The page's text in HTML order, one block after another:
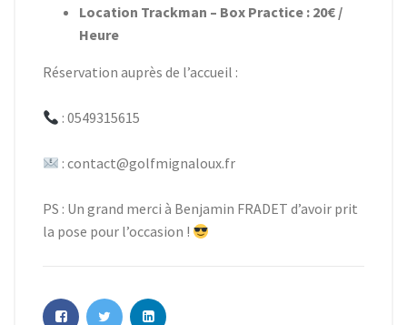
Location Trackman – Box Practice : 20€ /
Heure
Réservation auprès de l’accueil :
: 0549315615
: contact@golfmignaloux.fr
PS : Un grand merci à Benjamin FRADET d’avoir prit
la pose pour l’occasion !